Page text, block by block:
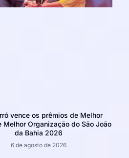
vence os prêmios de Melhor
Melhor Organização do São João
da Bahia 2026
6 de agosto de 2026